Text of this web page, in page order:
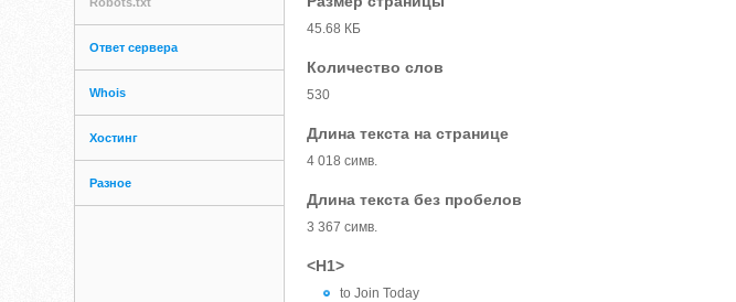
Ответ сервера
Whois
Хостинг
Разное
45.68 КБ
Количество слов
530
Длина текста на странице
4 018 симв.
Длина текста без пробелов
3 367 симв.
<H1>
to Join Today